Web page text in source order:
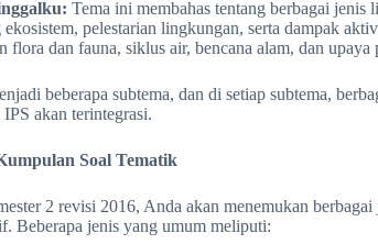
Tema ini membahas tentang berbagai jenis
pelestarian lingkungan, serta dampak
flora dan fauna, siklus air, bencana alam, dan upaya
beberapa subtema, dan di setiap subtema,
akan terintegrasi.
Soal Tematik
2 revisi 2016, Anda akan menemukan
Beberapa jenis yang umum meliputi: